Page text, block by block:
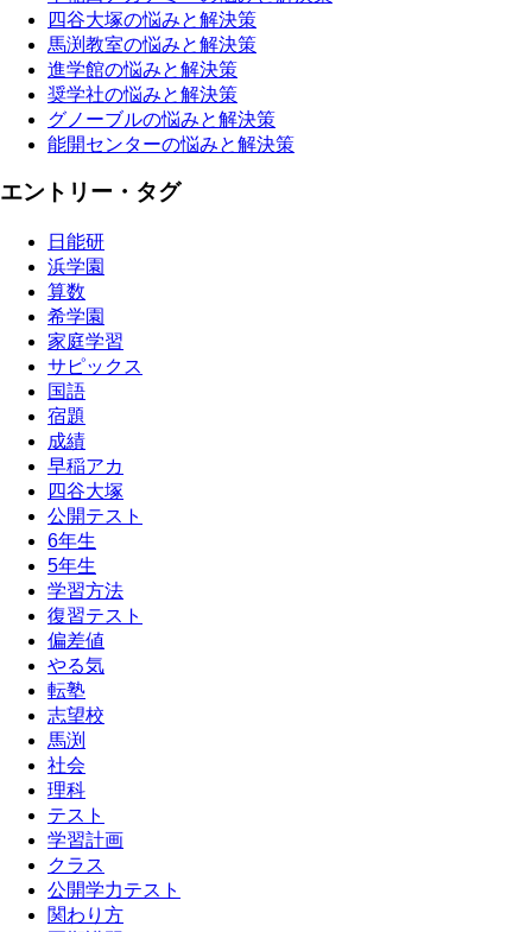
四谷大塚の悩みと解決策
馬渕教室の悩みと解決策
進学館の悩みと解決策
奨学社の悩みと解決策
グノーブルの悩みと解決策
能開センターの悩みと解決策
エントリー・タグ
日能研
浜学園
算数
希学園
家庭学習
サピックス
国語
宿題
成績
早稲アカ
四谷大塚
公開テスト
6年生
5年生
学習方法
復習テスト
偏差値
やる気
転塾
志望校
馬渕
社会
理科
テスト
学習計画
クラス
公開学力テスト
関わり方